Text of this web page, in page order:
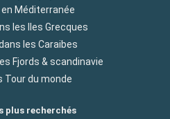
Méditerranée
les Iles Grecques
les Caraibes
Fjords & scandinavie
Tour du monde
plus recherchés